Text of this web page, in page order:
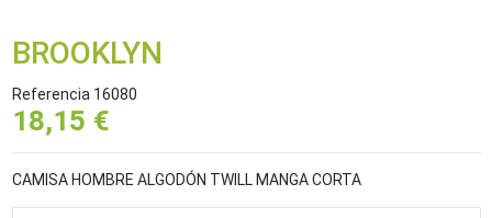
BROOKLYN
Referencia 16080
18,15 €
CAMISA HOMBRE ALGODÓN TWILL MANGA CORTA